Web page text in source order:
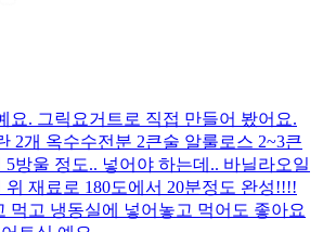
요. 그릭요거트로 직접 만들어 봤어요.
2개 옥수수전분 2큰술 알룰로스 2~3큰
방울 정도.. 넣어야 하는데.. 바닐라오일
위 재료로 180도에서 20분정도 완성!!!!
먹고 냉동실에 넣어놓고 먹어도 좋아요